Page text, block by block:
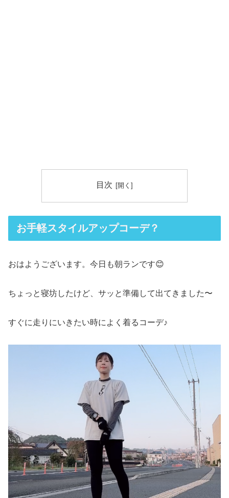
目次
お手軽スタイルアップコーデ？
おはようございます。今日も朝ランです😊
ちょっと寝坊したけど、サッと準備して出てきました〜
すぐに走りにいきたい時によく着るコーデ♪